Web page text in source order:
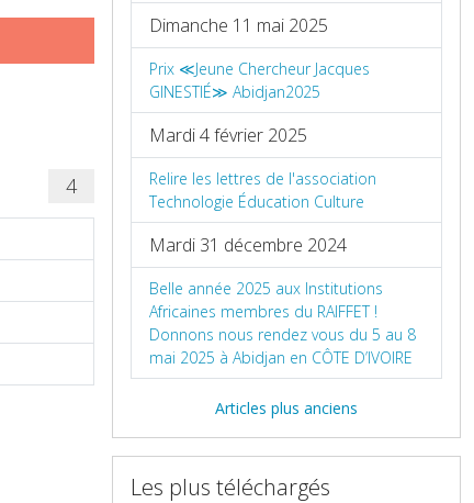
4
Dimanche 11 mai 2025
Prix ≪Jeune Chercheur Jacques
GINESTIÉ≫ Abidjan2025
Mardi 4 février 2025
Relire les lettres de l'association
Technologie Éducation Culture
Mardi 31 décembre 2024
Belle année 2025 aux Institutions
Africaines membres du RAIFFET !
Donnons nous rendez vous du 5 au 8
mai 2025 à Abidjan en CÔTE D’IVOIRE
Articles plus anciens
Les plus téléchargés